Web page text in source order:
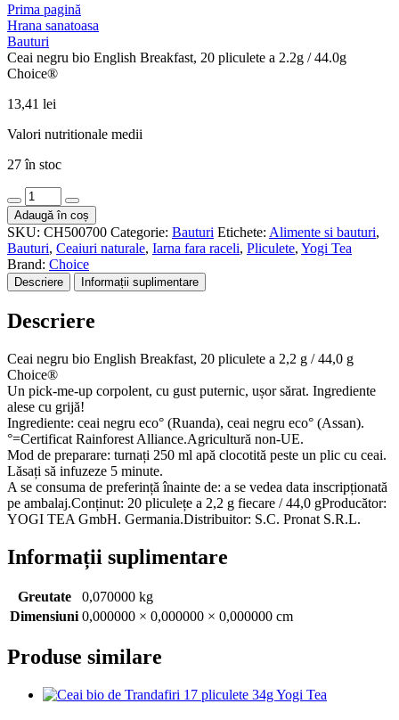
Prima pagină
Hrana sanatoasa
Bauturi
Ceai negru bio English Breakfast, 20 pliculete a 2.2g / 44.0g
Choice®
13,41 lei
Valori nutritionale medii
27 în stoc
Cantitate
Ceai
negru
bio
English
Breakfast,
20
/
44.0g
Choice®
Adaugă în coș
SKU: CH500700 Categorie: Bauturi Etichete: Alimente si bauturi,
Bauturi, Ceaiuri naturale, Iarna fara raceli, Pliculete, Yogi Tea
Brand: Choice
Descriere Informații suplimentare
Descriere
Ceai negru bio English Breakfast, 20 pliculete a 2,2 g / 44,0 g
Choice®
Un pick-me-up corpolent, cu gust puternic, ușor sărat. Ingrediente
alese cu grijă!
Ingrediente: ceai negru eco° (Ruanda), ceai negru eco° (Assan).
°=Certificat Rainforest Alliance.Agricultură non-UE.
Mod de preparare: turnați 250 ml apă clocotită peste un plic cu ceai.
Lăsați să infuzeze 5 minute.
A se consuma de preferință înainte de: a se vedea data inscripționată
pe ambalaj.Conținut: 20 pliculețe a 2,2 g fiecare / 44,0 gProducător:
YOGI TEA GmbH. Germania.Distribuitor: S.C. Pronat S.R.L.
Informații suplimentare
Greutate
0,070000 kg
Dimensiuni 0,000000 × 0,000000 × 0,000000 cm
Produse similare